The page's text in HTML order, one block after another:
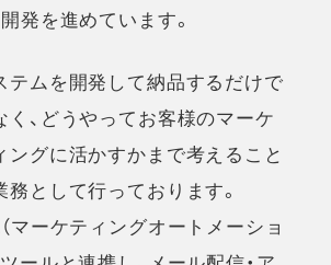
開発を進めています。
テムを開発して納品するだけで
く、どうやってお客様のマーケ
ングに活かすかまで考えること
務として行っております。
マーケティングオートメーショ